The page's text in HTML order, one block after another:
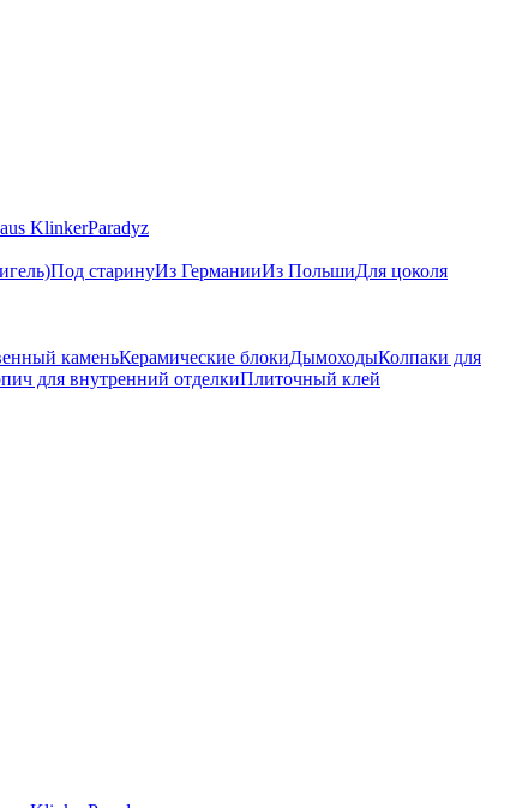
KlinkerParadyz
Под старинуИз ГерманииИз ПольшиДля цоколя
каменьКерамические блокиДымоходыКолпаки для
для внутренний отделкиПлиточный клей